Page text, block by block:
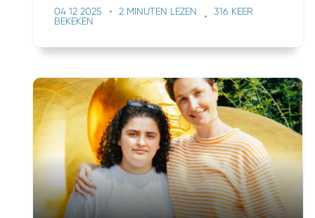
04 12 2025 2 MINUTEN LEZEN
316 KEER
BEKEKEN